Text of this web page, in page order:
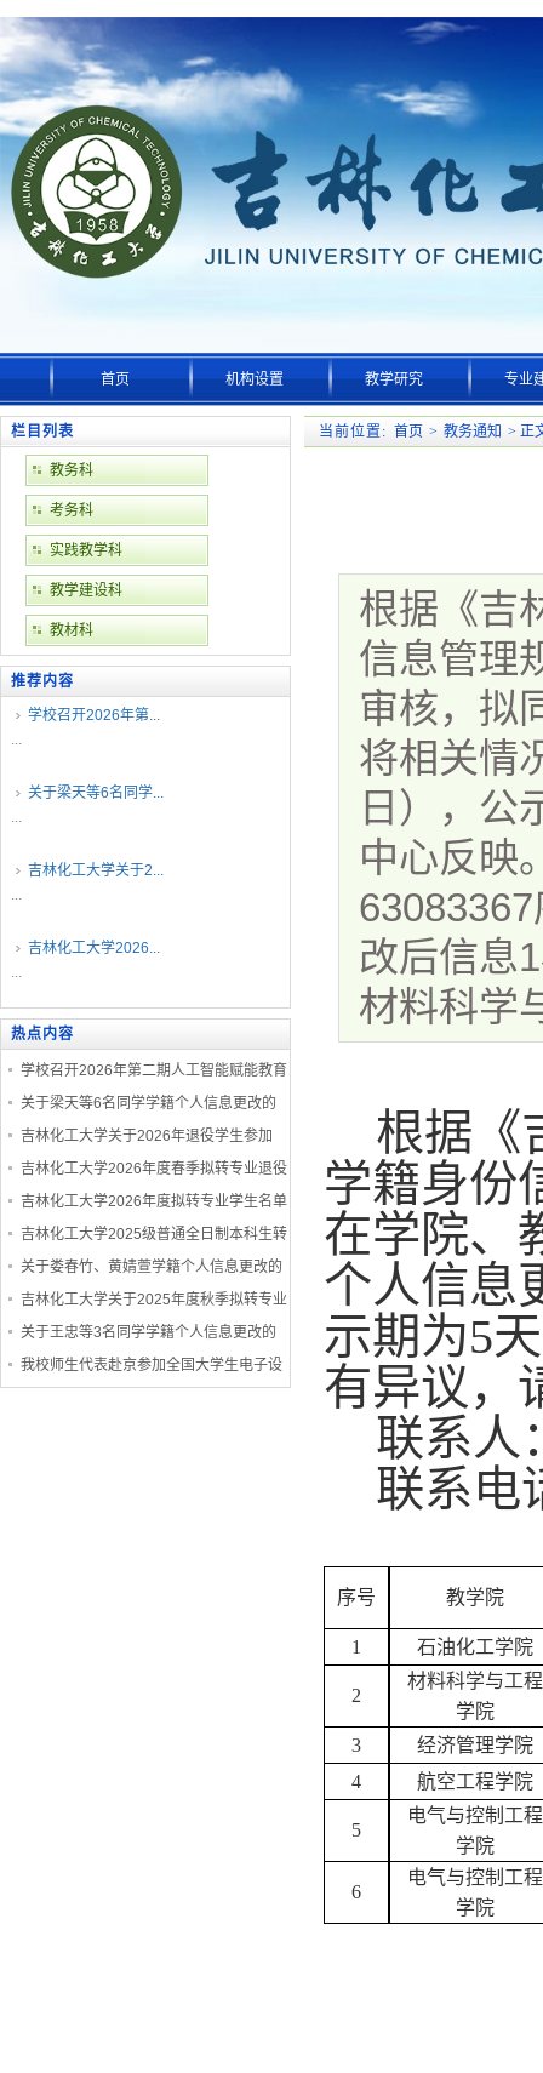
首页 机构设置 教学研究 专业
当前位置: 首页 > 教务通知 > 正
根据《吉
信息管理
审核，拟
将相关情
日），公
中心反映
改后信息
材料科学
根据《
学籍身份
在学院、
个人信息
示期为5
有异议，
联系人
联系电
序号 教学院
1 石油化工学院
2
材料科学与工程
学院
3
经济管理学院
4
航空工程学院
5
电气与控制工程
学院
6
电气与控制工程
学院
栏目列表
教务科
考务科
实践教学科
教学建设科
教材科
推荐内容
学校召开2026年第...
...
关于梁天等6名同学...
...
吉林化工大学关于2...
...
吉林化工大学2026...
...
热点内容
学校召开2026年第二期人工智能赋能教育
教学培训会
关于梁天等6名同学学籍个人信息更改的
公示
吉林化工大学关于2026年退役学生参加
“专升本”免试资格的公示
吉林化工大学2026年度春季拟转专业退役
学生名单公示
吉林化工大学2026年度拟转专业学生名单
公示
吉林化工大学2025级普通全日制本科生转
专业接收计划及条件一览表公示
关于娄春竹、黄婧萱学籍个人信息更改的
公示
吉林化工大学关于2025年度秋季拟转专业
学生名单公示的通告
关于王忠等3名同学学籍个人信息更改的
公示
我校师生代表赴京参加全国大学生电子设